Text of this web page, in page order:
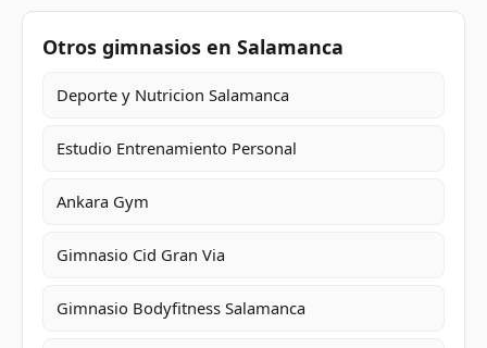
Otros gimnasios en Salamanca
Deporte y Nutricion Salamanca
Estudio Entrenamiento Personal
Ankara Gym
Gimnasio Cid Gran Via
Gimnasio Bodyfitness Salamanca